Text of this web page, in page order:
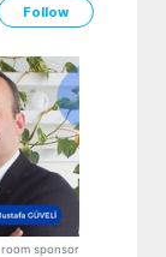
Follow
room sponsor